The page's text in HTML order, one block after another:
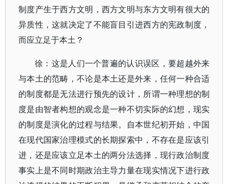
制度产生于西方文明，西方文明与东方文明有很大的
异质性，这就决定了不能盲目引进西方的宪政制度，
而应立足于本土？
徐：这是人们一个普遍的认识误区，要超越外来
与本土的范畴，不论是本土还是外来，任何一种合适
的制度都是无法进行预先的设计，所谓一种理想的制
度是由智者构想的观念是一种不切实际的幻想，现实
的制度是演化的过程与结果。自本世纪初开始，中国
在现代国家治理模式的长期探索中，不存在是应该引
进，还是应该立足本土的两分法选择，现行政治制度
事实上是不同时期政治主导力量在现实情况下进行政